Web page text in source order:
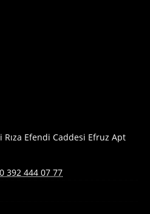
Efendi Caddesi Efruz Apt
392 444 07 77